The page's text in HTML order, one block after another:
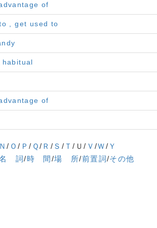
of
, get used to
habitual
of
Ｎ/ Ｏ/ Ｐ/ Ｑ/ Ｒ / Ｓ / Ｔ/Ｕ/ Ｖ /Ｗ/ Ｙ
詞/時 間/場 所/前置詞/その他